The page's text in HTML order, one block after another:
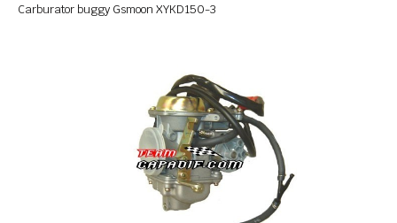
Carburator buggy Gsmoon XYKD150-3